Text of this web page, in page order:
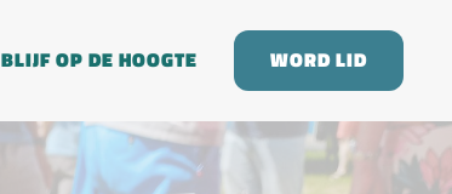
BLIJF OP DE HOOGTE WORD LID